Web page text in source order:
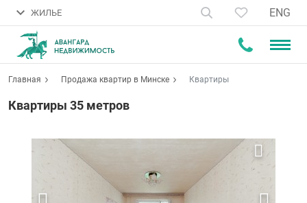
ЖИЛЬЕ ENG
Главная Продажа квартир в Минске Квартиры
Квартиры 35 метров